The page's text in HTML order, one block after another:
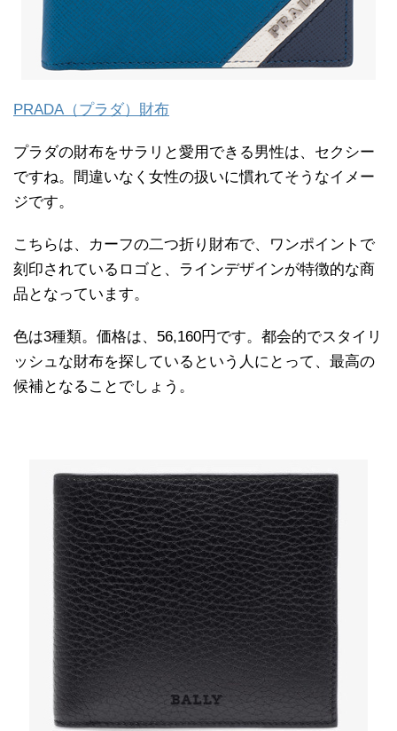
PRADA（プラダ）財布
プラダの財布をサラリと愛用できる男性は、セクシー
ですね。間違いなく女性の扱いに慣れてそうなイメー
ジです。
こちらは、カーフの二つ折り財布で、ワンポイントで
刻印されているロゴと、ラインデザインが特徴的な商
品となっています。
色は3種類。価格は、56,160円です。都会的でスタイリ
ッシュな財布を探しているという人にとって、最高の
候補となることでしょう。